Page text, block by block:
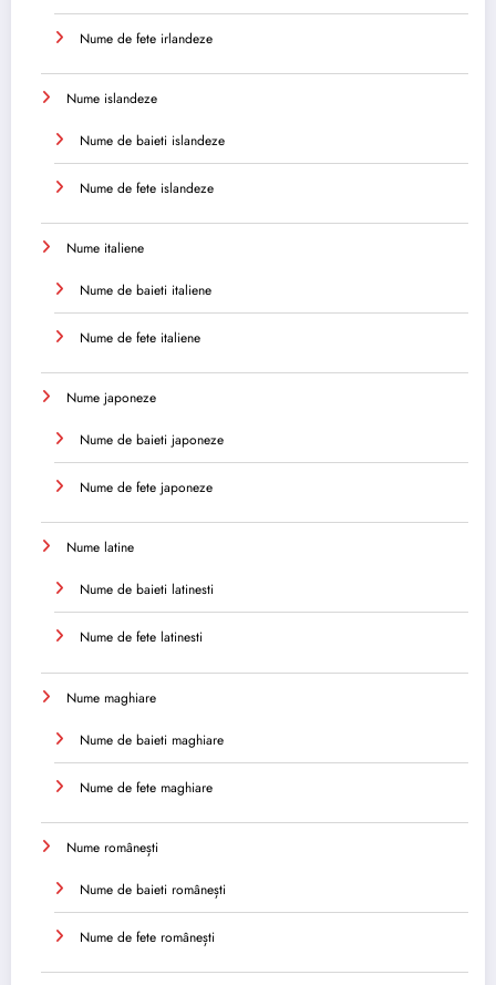
Nume de fete irlandeze
Nume islandeze
Nume de baieti islandeze
Nume de fete islandeze
Nume italiene
Nume de baieti italiene
Nume de fete italiene
Nume japoneze
Nume de baieti japoneze
Nume de fete japoneze
Nume latine
Nume de baieti latinesti
Nume de fete latinesti
Nume maghiare
Nume de baieti maghiare
Nume de fete maghiare
Nume românești
Nume de baieti românești
Nume de fete românești